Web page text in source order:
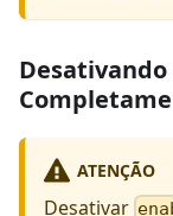
ATENÇÃO
Desativar